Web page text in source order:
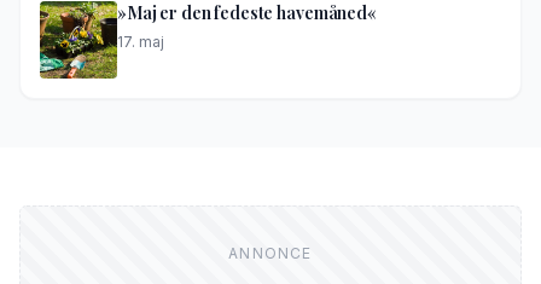
»Maj er den fedeste havemåned«
17. maj